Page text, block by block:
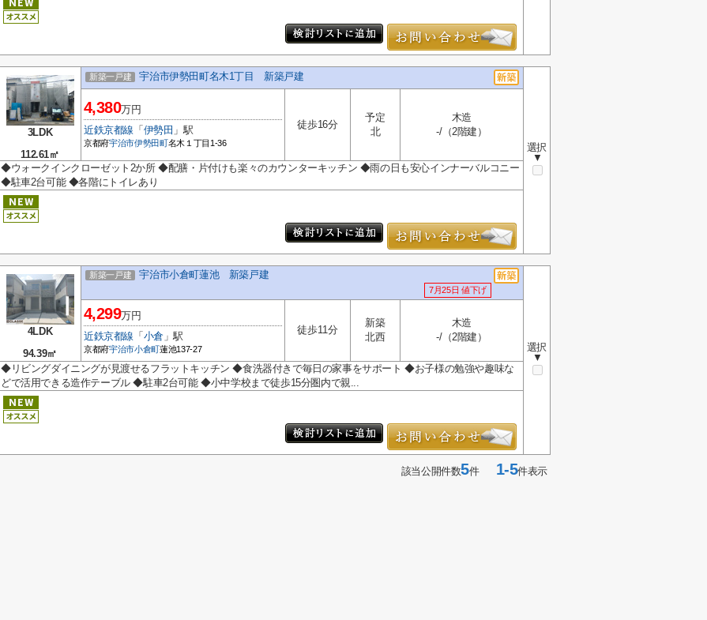
3LDK
112.61㎡
新築一戸建 宇治市伊勢田町名木1丁目 新築戸建
選択
▼
4,380万円
近鉄京都線 「 伊勢田 」駅
京都府宇治市伊勢田町名木１丁目1-36
徒歩16分
予定
北
木造
-/（2階建）
◆ウォークインクローゼット2か所 ◆配膳・片付けも楽々のカウンターキッチン ◆雨の日も安心インナーバルコニー
◆駐車2台可能 ◆各階にトイレあり
4LDK
94.39㎡
新築一戸建 宇治市小倉町蓮池 新築戸建
7月25日 値下げ
選択
▼
4,299万円
近鉄京都線 「 小倉」駅
京都府宇治市小倉町蓮池137-27
徒歩11分
新築
北西
木造
-/（2階建）
◆リビングダイニングが見渡せるフラットキッチン ◆食洗器付きで毎日の家事をサポート ◆お子様の勉強や趣味な
どで活用できる造作テーブル ◆駐車2台可能 ◆小中学校まで徒歩15分圏内で親...
該当公開件数5件1-5件表示